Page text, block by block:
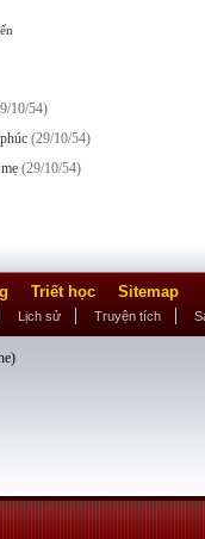
10/54)
(29/10/54)
(29/10/54)
Triết học Sitemap
Lịch sử Truyện tích